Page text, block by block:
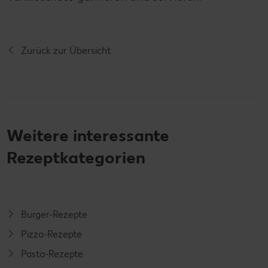
Zurück zur Übersicht
Weitere interessante
Rezeptkategorien
Burger-Rezepte
Pizza-Rezepte
Pasta-Rezepte